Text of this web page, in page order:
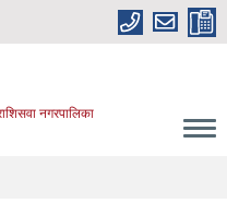
नगरपालिका